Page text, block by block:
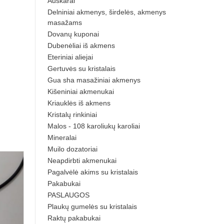
Delniniai akmenys, širdelės, akmenys
masažams
Dovanų kuponai
Dubenėliai iš akmens
Eteriniai aliejai
Gertuvės su kristalais
Gua sha masažiniai akmenys
Kišeniniai akmenukai
Kriauklės iš akmens
Kristalų rinkiniai
Malos - 108 karoliukų karoliai
Mineralai
Muilo dozatoriai
Neapdirbti akmenukai
Pagalvėlė akims su kristalais
Pakabukai
PASLAUGOS
Plaukų gumelės su kristalais
Raktų pakabukai